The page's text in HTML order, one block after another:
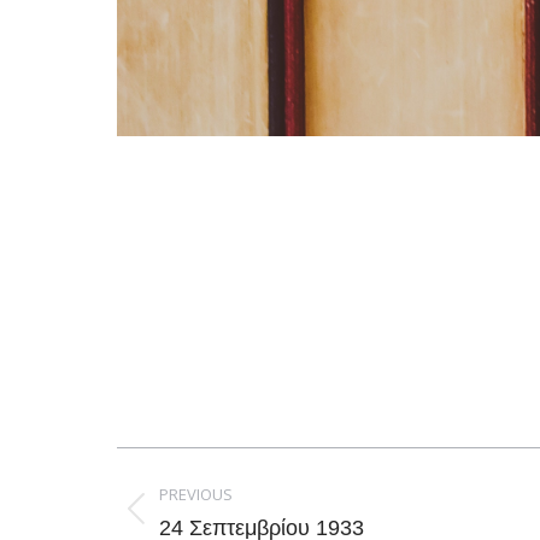
navigation
PREVIOUS
Previous
24 Σεπτεμβρίου 1933